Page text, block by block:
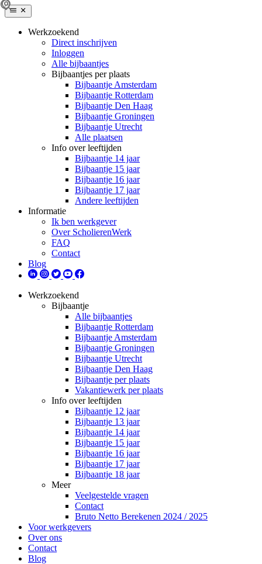
Werkzoekend
Direct inschrijven
Inloggen
Alle bijbaantjes
Bijbaantjes per plaats
Bijbaantje Amsterdam
Bijbaantje Rotterdam
Bijbaantje Den Haag
Bijbaantje Groningen
Bijbaantje Utrecht
Alle plaatsen
Info over leeftijden
Bijbaantje 14 jaar
Bijbaantje 15 jaar
Bijbaantje 16 jaar
Bijbaantje 17 jaar
Andere leeftijden
Informatie
Ik ben werkgever
Over ScholierenWerk
FAQ
Contact
Blog
Werkzoekend
Bijbaantje
Alle bijbaantjes
Bijbaantje Rotterdam
Bijbaantje Amsterdam
Bijbaantje Groningen
Bijbaantje Utrecht
Bijbaantje Den Haag
Bijbaantje per plaats
Vakantiewerk per plaats
Info over leeftijden
Bijbaantje 12 jaar
Bijbaantje 13 jaar
Bijbaantje 14 jaar
Bijbaantje 15 jaar
Bijbaantje 16 jaar
Bijbaantje 17 jaar
Bijbaantje 18 jaar
Meer
Veelgestelde vragen
Contact
Bruto Netto Berekenen 2024 / 2025
Voor werkgevers
Over ons
Contact
Blog